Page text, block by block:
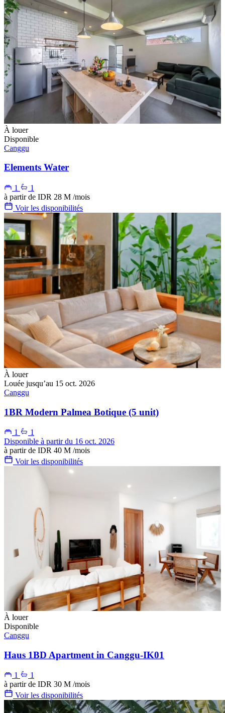
À louer
Disponible
Canggu
Elements Water
1
1
à partir de IDR 28 M /mois
Voir les disponibilités
À louer
Louée jusqu’au 15 oct. 2026
Canggu
1BR Modern Palmea Botique (5 unit)
1
1
Disponible à partir du 16 oct. 2026
à partir de IDR 40 M /mois
Voir les disponibilités
À louer
Disponible
Canggu
Haus 1BD Apartment in Canggu-IK01
1
1
à partir de IDR 30 M /mois
Voir les disponibilités